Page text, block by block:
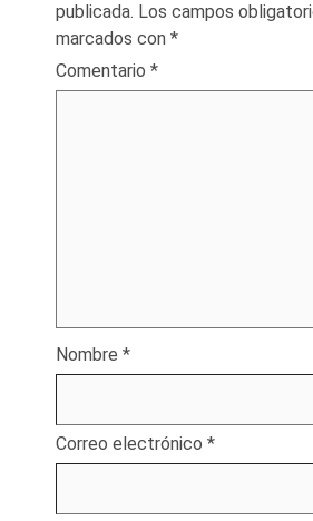
publicada. Los campos
marcados con *
Comentario *
Nombre *
Correo electrónico *